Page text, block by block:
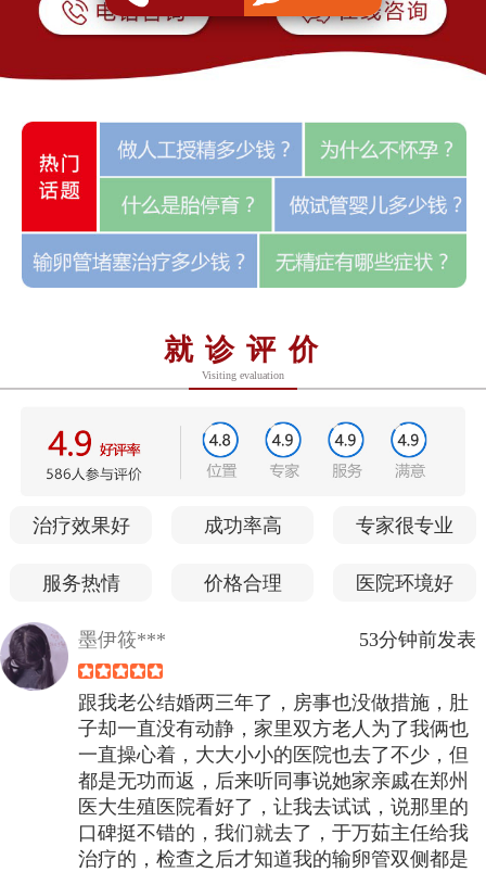
就诊评价
Visiting evaluation
治疗效果好 成功率高 专家很专业
服务热情 价格合理 医院环境好
墨伊筱*** 53分钟前发表
跟我老公结婚两三年了，房事也没做措施，肚
子却一直没有动静，家里双方老人为了我俩也
一直操心着，大大小小的医院也去了不少，但
都是无功而返，后来听同事说她家亲戚在郑州
医大生殖医院看好了，让我去试试，说那里的
口碑挺不错的，我们就去了，于万茹主任给我
治疗的，检查之后才知道我的输卵管双侧都是